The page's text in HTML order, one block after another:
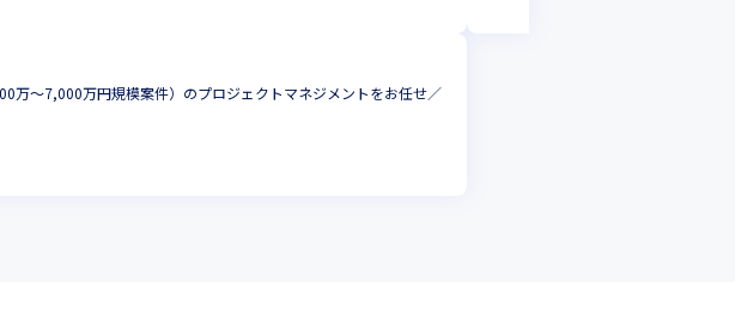
万～7,000万円規模案件）のプロジェクトマネジメントをお任せ／